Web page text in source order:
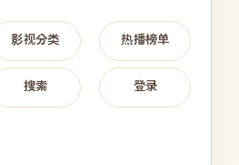
影视分类 热播榜单
搜索 登录